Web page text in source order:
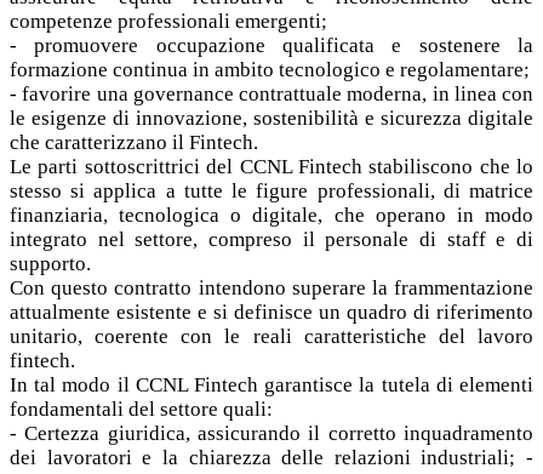
competenze professionali emergenti;
- promuovere occupazione qualificata e sostenere la
formazione continua in ambito tecnologico e regolamentare;
- favorire una governance contrattuale moderna, in linea con
le esigenze di innovazione, sostenibilità e sicurezza digitale
che caratterizzano il Fintech.
Le parti sottoscrittrici del CCNL Fintech stabiliscono che lo
stesso si applica a tutte le figure professionali, di matrice
finanziaria, tecnologica o digitale, che operano in modo
integrato nel settore, compreso il personale di staff e di
supporto.
Con questo contratto intendono superare la frammentazione
attualmente esistente e si definisce un quadro di riferimento
unitario, coerente con le reali caratteristiche del lavoro
fintech.
In tal modo il CCNL Fintech garantisce la tutela di elementi
fondamentali del settore quali:
- Certezza giuridica, assicurando il corretto inquadramento
dei lavoratori e la chiarezza delle relazioni industriali; -